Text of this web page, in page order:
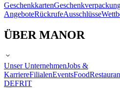
Geschenkkarten
AngeboteRückrufeAusschlüsse
ÜBER MANOR
Unser UnternehmenJobs &
KarriereFilialenEventsFood
DEFRIT